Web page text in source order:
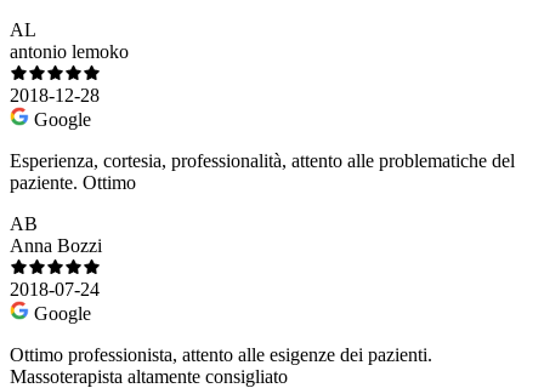
AL
antonio lemoko
2018-12-28
Google
Esperienza, cortesia, professionalità, attento alle problematiche del
paziente. Ottimo
AB
Anna Bozzi
2018-07-24
Google
Ottimo professionista, attento alle esigenze dei pazienti.
Massoterapista altamente consigliato